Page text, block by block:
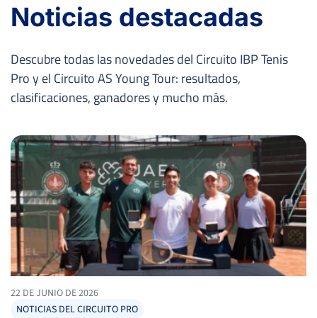
Noticias destacadas
Descubre todas las novedades del Circuito IBP Tenis
Pro y el Circuito AS Young Tour: resultados,
clasificaciones, ganadores y mucho más.
22 DE JUNIO DE 2026
NOTICIAS DEL CIRCUITO PRO